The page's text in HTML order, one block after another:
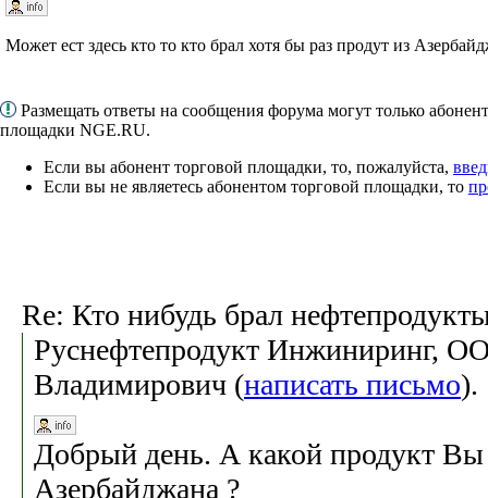
Может ест здесь кто то кто брал хотя бы раз продут из
Размещать ответы на сообщения форума могут только
площадки NGE.RU.
Если вы абонент торговой площадки, то, пожалуйста,
Если вы не являетесь абонентом торговой площадки, то
Re: Кто нибудь брал
Руснефтепродукт Инжиниринг,
Владимирович (написать письмо).
Добрый день. А какой продукт Вы
Азербайджана ?